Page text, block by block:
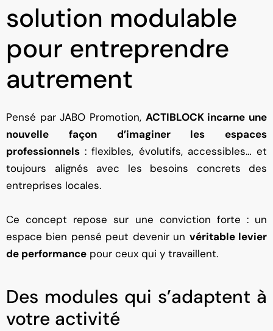
solution modulable
pour entreprendre
autrement
Pensé par JABO Promotion, ACTIBLOCK incarne une
nouvelle façon d’imaginer les espaces
professionnels : flexibles, évolutifs, accessibles… et
toujours alignés avec les besoins concrets des
entreprises locales.
Ce concept repose sur une conviction forte : un
espace bien pensé peut devenir un véritable levier
de performance pour ceux qui y travaillent.
Des modules qui s’adaptent à
votre activité